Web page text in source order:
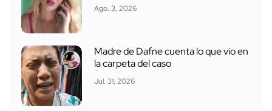
Ago. 3, 2026
Madre de Dafne cuenta lo que vio en
la carpeta del caso
Jul. 31, 2026